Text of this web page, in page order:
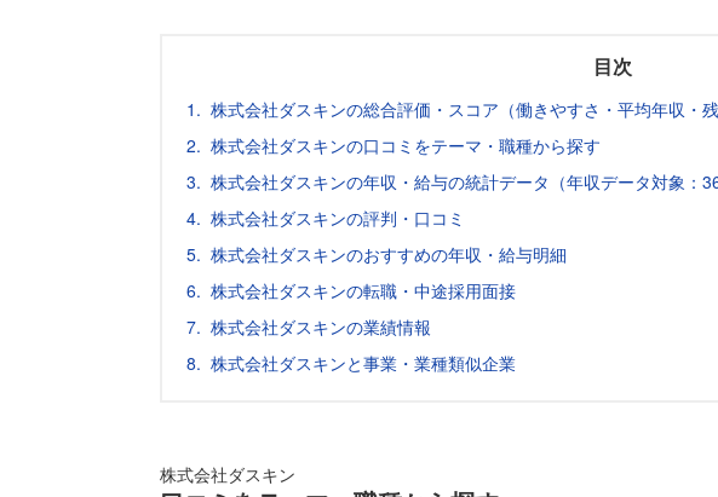
目次
株式会社ダスキンの総合評価・スコア（働きやすさ・平均年収・残
株式会社ダスキンの口コミをテーマ・職種から探す
株式会社ダスキンの年収・給与の統計データ（年収データ対象：36
株式会社ダスキンの評判・口コミ
株式会社ダスキンのおすすめの年収・給与明細
株式会社ダスキンの転職・中途採用面接
株式会社ダスキンの業績情報
株式会社ダスキンと事業・業種類似企業
株式会社ダスキン